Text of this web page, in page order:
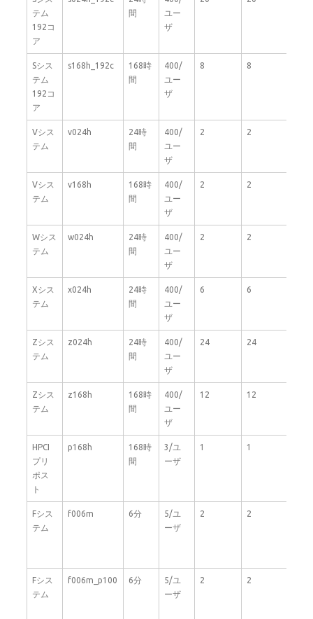
テム
192コ
ア
間
ユー
ザ
Sシス
テム
192コ
ア
s168h_192c
168時
間
400/
ユー
ザ
8 8
Vシス
テム
v024h
24時
間
400/
ユー
ザ
2 2
Vシス
テム
v168h
168時
間
400/
ユー
ザ
2 2
Wシス
テム
w024h
24時
間
400/
ユー
ザ
2 2
Xシス
テム
x024h
24時
間
400/
ユー
ザ
6 6
Zシス
テム
z024h
24時
間
400/
ユー
ザ
24 24
Zシス
テム
z168h
168時
間
400/
ユー
ザ
12 12
HPCI
プリ
ポス
ト
p168h
168時
間
3/ユ
ーザ
1 1
Fシス
テム
f006m 6分
5/ユ
ーザ
2 2
Fシス
テム
f006m_p100 6分
5/ユ
ーザ
2 2